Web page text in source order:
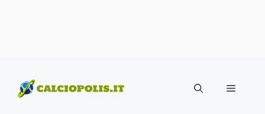
contenuto
Menu